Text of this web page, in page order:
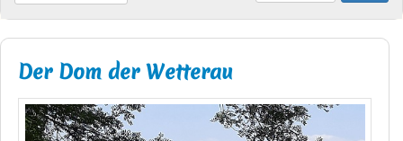
Der Dom der Wetterau